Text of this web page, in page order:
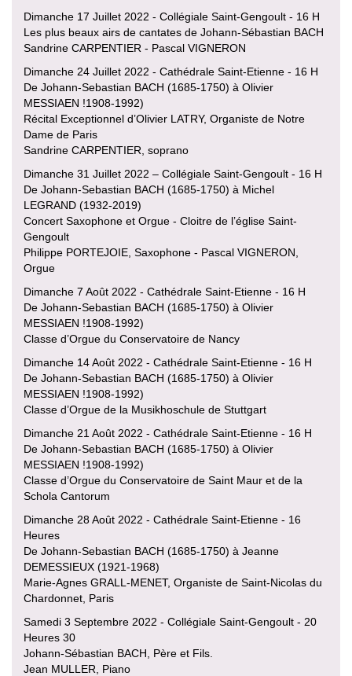
Dimanche 17 Juillet 2022 - Collégiale Saint-Gengoult - 16 H
Les plus beaux airs de cantates de Johann-Sébastian BACH
Sandrine CARPENTIER - Pascal VIGNERON
Dimanche 24 Juillet 2022 - Cathédrale Saint-Etienne - 16 H
De Johann-Sebastian BACH (1685-1750) à Olivier
MESSIAEN !1908-1992)
Récital Exceptionnel d’Olivier LATRY, Organiste de Notre
Dame de Paris
Sandrine CARPENTIER, soprano
Dimanche 31 Juillet 2022 – Collégiale Saint-Gengoult - 16 H
De Johann-Sebastian BACH (1685-1750) à Michel
LEGRAND (1932-2019)
Concert Saxophone et Orgue - Cloitre de l’église Saint-
Gengoult
Philippe PORTEJOIE, Saxophone - Pascal VIGNERON,
Orgue
Dimanche 7 Août 2022 - Cathédrale Saint-Etienne - 16 H
De Johann-Sebastian BACH (1685-1750) à Olivier
MESSIAEN !1908-1992)
Classe d’Orgue du Conservatoire de Nancy
Dimanche 14 Août 2022 - Cathédrale Saint-Etienne - 16 H
De Johann-Sebastian BACH (1685-1750) à Olivier
MESSIAEN !1908-1992)
Classe d’Orgue de la Musikhoschule de Stuttgart
Dimanche 21 Août 2022 - Cathédrale Saint-Etienne - 16 H
De Johann-Sebastian BACH (1685-1750) à Olivier
MESSIAEN !1908-1992)
Classe d’Orgue du Conservatoire de Saint Maur et de la
Schola Cantorum
Dimanche 28 Août 2022 - Cathédrale Saint-Etienne - 16
Heures
De Johann-Sebastian BACH (1685-1750) à Jeanne
DEMESSIEUX (1921-1968)
Marie-Agnes GRALL-MENET, Organiste de Saint-Nicolas du
Chardonnet, Paris
Samedi 3 Septembre 2022 - Collégiale Saint-Gengoult - 20
Heures 30
Johann-Sébastian BACH, Père et Fils.
Jean MULLER, Piano